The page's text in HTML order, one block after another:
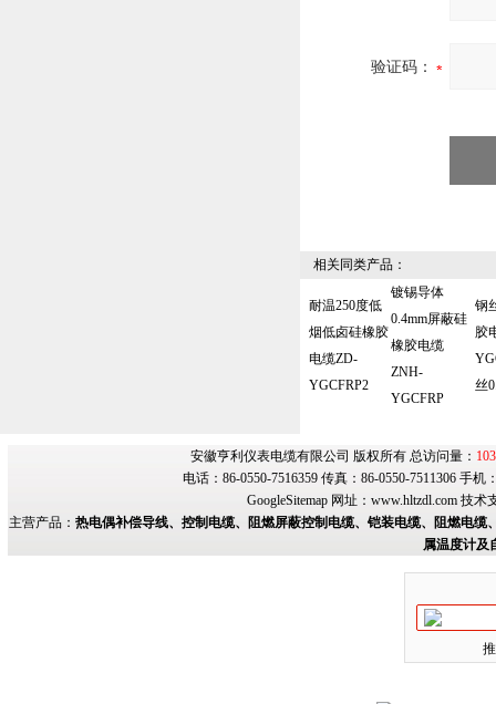
验证码：
相关同类产品：
耐温250度低
烟低卤硅橡胶
电缆ZD-
YGCFRP2
镀锡导体
0.4mm屏蔽硅
橡胶电缆
ZNH-
YGCFRP
钢
胶
丝
安徽亨利仪表电缆有限公司 版权所有 总访问量：
电话：86-0550-7516359 传真：86-0550-7511306 手
GoogleSitemap网址： www.hltzdl.com技术
主营产品： 热电偶补偿导线、控制电缆、阻燃屏蔽控制电缆、铠装电缆、阻燃电
属温度计及